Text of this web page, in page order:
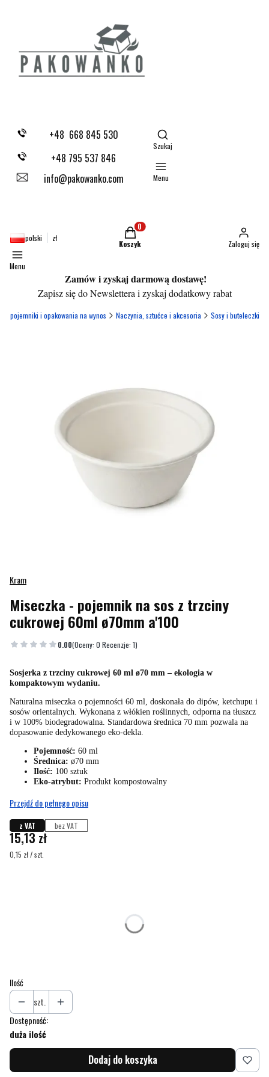
+48 668 845 530
+48 795 537 846
info@pakowanko.com
Otwórz wyszukiwarkę
Szukaj
Menu
polski zł Produkty w koszyku: 0. Zobacz szczegóły
Koszyk Zaloguj się
Menu
Zamów i zyskaj darmową dostawę!
Zapisz się do Newslettera i zyskaj dodatkowy rabat
- pojemniki i opakowania na wynos Naczynia, sztućce i akcesoria Sosy i buteleczki
Kram
Miseczka - pojemnik na sos z trzciny
cukrowej 60ml ø70mm a'100
0.00(Oceny: 0 Recenzje: 1)
Sosjerka z trzciny cukrowej 60 ml ø70 mm – ekologia w
kompaktowym wydaniu.
Naturalna miseczka o pojemności 60 ml, doskonała do dipów, ketchupu i
sosów orientalnych. Wykonana z włókien roślinnych, odporna na tłuszcz
i w 100% biodegradowalna. Standardowa średnica 70 mm pozwala na
dopasowanie dedykowanego eko-dekla.
Pojemność: 60 ml
Średnica: ø70 mm
Ilość: 100 sztuk
Eko-atrybut: Produkt kompostowalny
Przejdź do pełnego opisu
z VAT bez VAT
Cena
15,13 zł
0,15 zł / szt.
Ilość
szt.
Dostępność:
duża ilość
Dodaj do koszyka